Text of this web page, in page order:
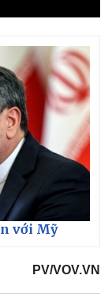
với Mỹ
PV/VOV.VN